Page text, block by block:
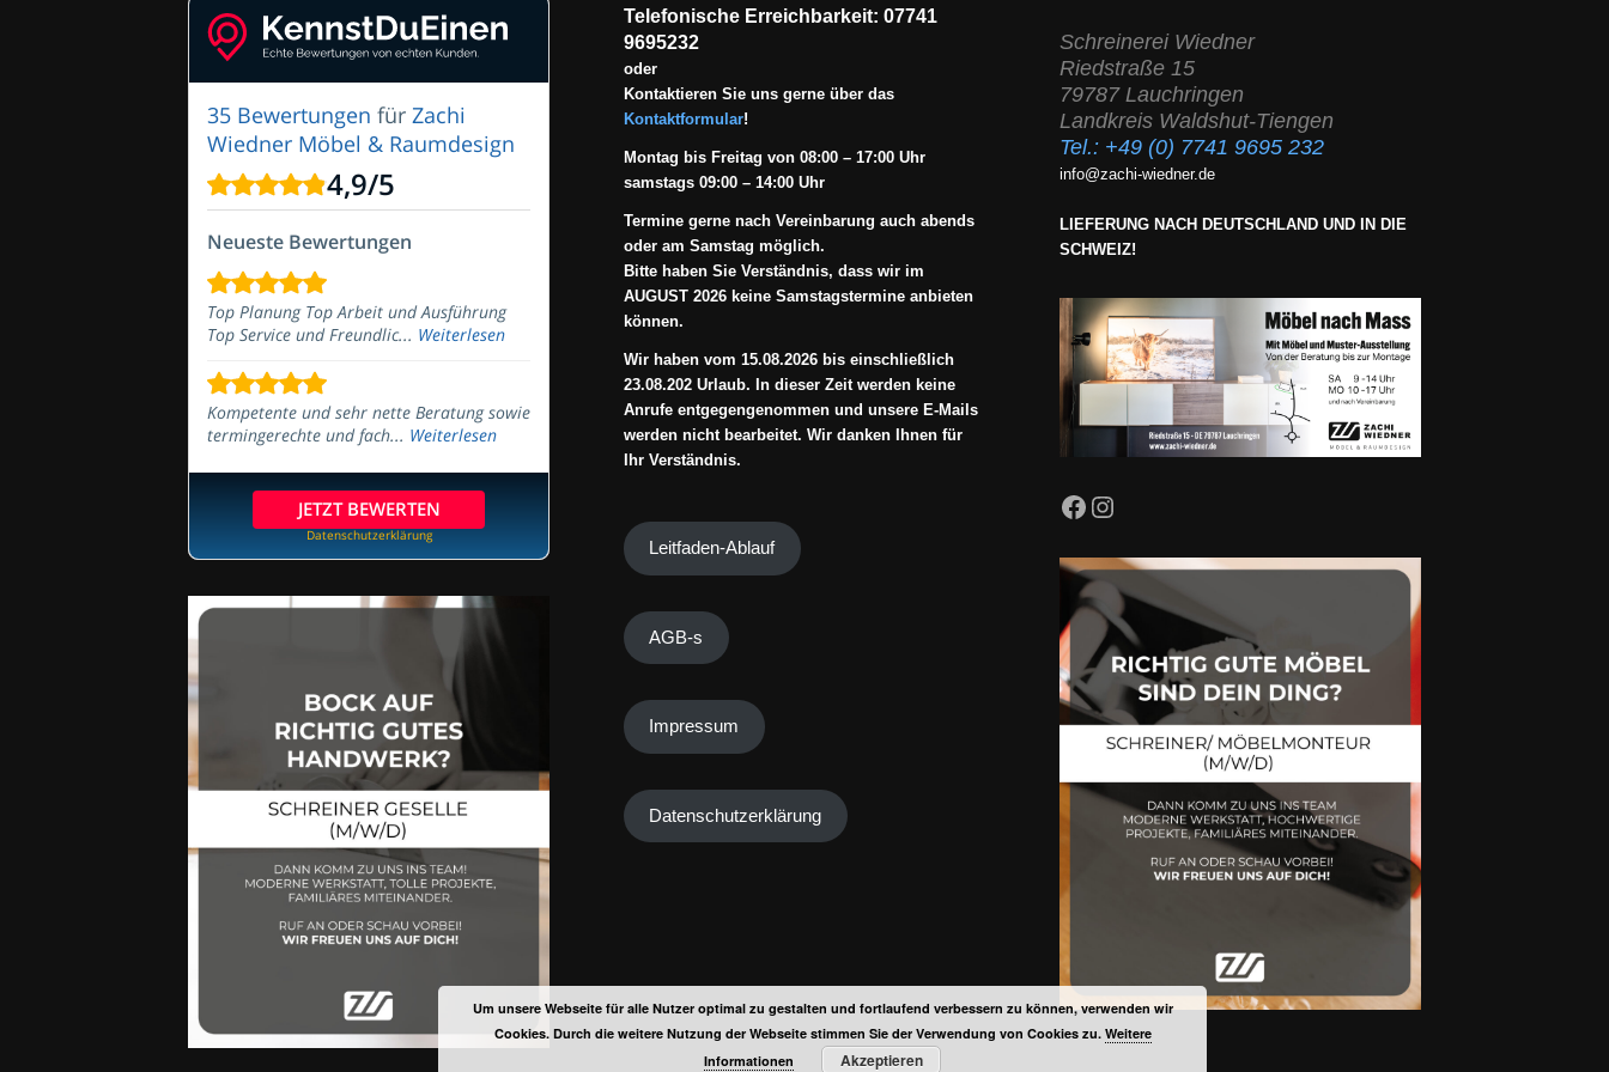
35 Bewertungen für Zachi
Wiedner Möbel & Raumdesign
4,9/5
Neueste Bewertungen
Top Planung Top Arbeit und Ausführung
Top Service und Freundlic... Weiterlesen
Kompetente und sehr nette Beratung sowie
termingerechte und fach... Weiterlesen
JETZT BEWERTEN
Datenschutzerklärung
Telefonische Erreichbarkeit: 07741
9695232
oder
Kontaktieren Sie uns gerne über das
Kontaktformular!
Montag bis Freitag von 08:00 – 17:00 Uhr
samstags 09:00 – 14:00 Uhr
Termine gerne nach Vereinbarung auch abends
oder am Samstag möglich.
Bitte haben Sie Verständnis, dass wir im
AUGUST 2026 keine Samstagstermine anbieten
können.
Wir haben vom 15.08.2026 bis einschließlich
23.08.202 Urlaub. In dieser Zeit werden keine
Anrufe entgegengenommen und unsere E-Mails
werden nicht bearbeitet. Wir danken Ihnen für
Ihr Verständnis.
Leitfaden-Ablauf
AGB-s
Impressum
Datenschutzerklärung
Schreinerei Wiedner
Riedstraße 15
79787 Lauchringen
Landkreis Waldshut-Tiengen
Tel.: +49 (0) 7741 9695 232
info@zachi-wiedner.de
LIEFERUNG NACH DEUTSCHLAND UND IN DIE
SCHWEIZ!
Facebook
Instagram
Um unsere Webseite für alle Nutzer optimal zu gestalten und fortlaufend verbessern zu können, verwenden wir
Cookies. Durch die weitere Nutzung der Webseite stimmen Sie der Verwendung von Cookies zu. Weitere
Informationen
Akzeptieren